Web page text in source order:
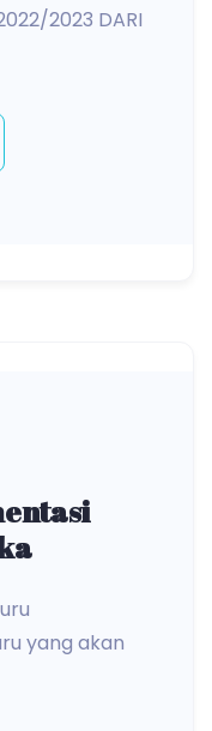
2023 DARI
yang akan